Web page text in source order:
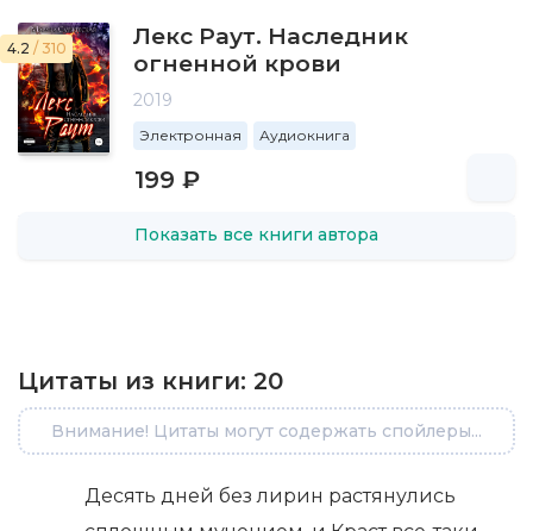
4.2 / 310
Лекс Раут. Наследник
огненной крови
2019
Электронная Аудиокнига
199 ₽
Показать все книги автора
Цитаты из книги: 20
Внимание! Цитаты могут содержать спойлеры...
Десять дней без лирин растянулись